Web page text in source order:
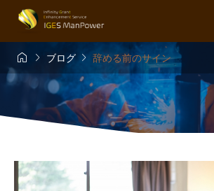
  ブログ 辞める前のサイン